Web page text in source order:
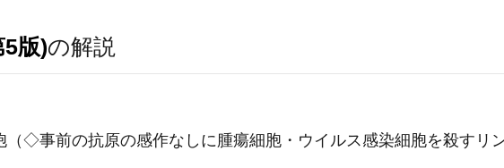
版)の解説
◇事前の抗原の感作なしに腫瘍細胞・ウイルス感染細胞を殺すリン